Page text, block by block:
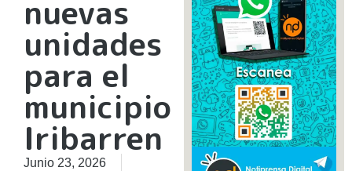
nuevas
unidades
para el
municipio
Iribarren
Junio 23, 2026